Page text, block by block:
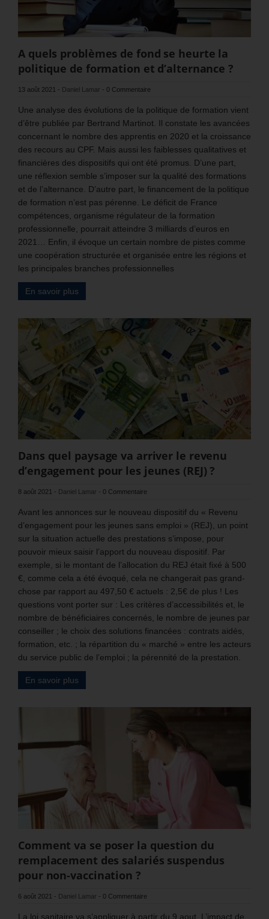
A quels problèmes de fond se heurte la
politique de formation et d’alternance ?
13 août 2021 - Daniel Lamar - 0 Commentaire
Une analyse des évolutions de la politique de formation vient
d’être publiée par Bertrand Martinot. Il constate les avancées
concernant le nombre des apprentis en 2020 et la croissance
des recours au CPF. Mais aussi les faiblesses qualitatives et
financières des dispositifs qui ont été promus. D’une part,
une réflexion semble s’imposer sur la qualité des formations
et de l’alternance. D’autre part, le financement de la politique
de formation n’est pas pérenne. Le déficit de France
compétences, organisme régulateur de la formation
professionnelle, pourrait atteindre 3 milliards d’euros en
2021… Enfin, il évoque un certain nombre de pistes comme
une coopération structurée et organisée entre les régions et
les principales branches professionnelles
En savoir plus
Dans quel paysage va arriver le revenu
d’engagement pour les jeunes (REJ) ?
8 août 2021 - Daniel Lamar - 0 Commentaire
Avant les annonces sur le nouveau dispositif du « Revenu
d’engagement pour les jeunes sans emploi » (REJ), un point
sur la situation actuelle des prestations s’impose, pour
pouvoir mieux saisir l’apport du nouveau dispositif. Par
exemple, si le montant de l’allocation du REJ était fixé à 500
€, comme cela a été évoqué, cela ne changerait pas grand-
chose par rapport au 497,50 € actuels : 2,5€ de plus ! Les
questions vont porter sur : Les critères d’accessibilités et, le
nombre de bénéficiaires concernés, le nombre de jeunes par
conseiller ; le choix des solutions financées : contrats aidés,
formation, etc. ; la répartition du « marché » entre les acteurs
du service public de l’emploi ; la pérennité de la prestation.
En savoir plus
Comment va se poser la question du
remplacement des salariés suspendus
pour non-vaccination ?
6 août 2021 - Daniel Lamar - 0 Commentaire
La loi sanitaire va s’appliquer à partir du 9 aout. L’impact de